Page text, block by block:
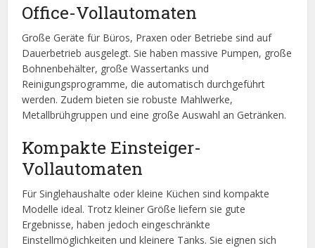
Office-Vollautomaten
Große Geräte für Büros, Praxen oder Betriebe sind auf
Dauerbetrieb ausgelegt. Sie haben massive Pumpen, große
Bohnenbehälter, große Wassertanks und
Reinigungsprogramme, die automatisch durchgeführt
werden. Zudem bieten sie robuste Mahlwerke,
Metallbrühgruppen und eine große Auswahl an Getränken.
Kompakte Einsteiger-
Vollautomaten
Für Singlehaushalte oder kleine Küchen sind kompakte
Modelle ideal. Trotz kleiner Größe liefern sie gute
Ergebnisse, haben jedoch eingeschränkte
Einstellmöglichkeiten und kleinere Tanks. Sie eignen sich